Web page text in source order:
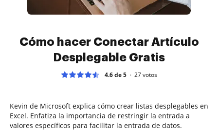
Cómo hacer Conectar Artículo
Desplegable Gratis
4.6 de 5 27votos
Kevin de Microsoft explica cómo crear listas desplegables en
Excel. Enfatiza la importancia de restringir la entrada a
valores específicos para facilitar la entrada de datos.